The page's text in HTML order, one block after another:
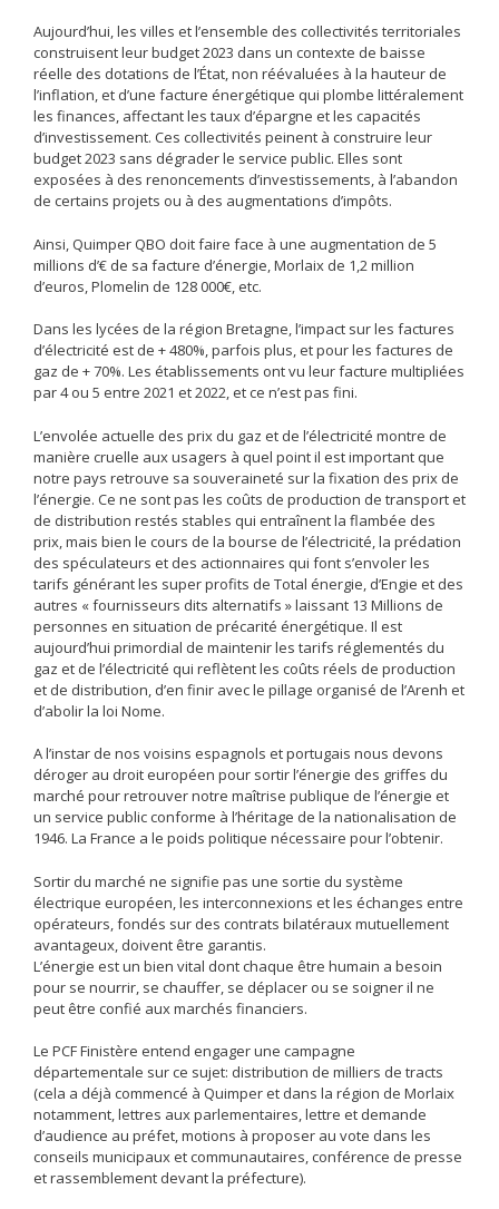
Aujourd’hui, les villes et l’ensemble des collectivités territoriales
construisent leur budget 2023 dans un contexte de baisse
réelle des dotations de l’État, non réévaluées à la hauteur de
l’inflation, et d’une facture énergétique qui plombe littéralement
les finances, affectant les taux d’épargne et les capacités
d’investissement. Ces collectivités peinent à construire leur
budget 2023 sans dégrader le service public. Elles sont
exposées à des renoncements d’investissements, à l’abandon
de certains projets ou à des augmentations d’impôts.
Ainsi, Quimper QBO doit faire face à une augmentation de 5
millions d’€ de sa facture d’énergie, Morlaix de 1,2 million
d’euros, Plomelin de 128 000€, etc.
Dans les lycées de la région Bretagne, l’impact sur les factures
d’électricité est de + 480%, parfois plus, et pour les factures de
gaz de + 70%. Les établissements ont vu leur facture multipliées
par 4 ou 5 entre 2021 et 2022, et ce n’est pas fini.
L’envolée actuelle des prix du gaz et de l’électricité montre de
manière cruelle aux usagers à quel point il est important que
notre pays retrouve sa souveraineté sur la fixation des prix de
l’énergie. Ce ne sont pas les coûts de production de transport et
de distribution restés stables qui entraînent la flambée des
prix, mais bien le cours de la bourse de l’électricité, la prédation
des spéculateurs et des actionnaires qui font s’envoler les
tarifs générant les super profits de Total énergie, d’Engie et des
autres « fournisseurs dits alternatifs » laissant 13 Millions de
personnes en situation de précarité énergétique. Il est
aujourd’hui primordial de maintenir les tarifs réglementés du
gaz et de l’électricité qui reflètent les coûts réels de production
et de distribution, d’en finir avec le pillage organisé de l’Arenh et
d’abolir la loi Nome.
A l’instar de nos voisins espagnols et portugais nous devons
déroger au droit européen pour sortir l’énergie des griffes du
marché pour retrouver notre maîtrise publique de l’énergie et
un service public conforme à l’héritage de la nationalisation de
1946. La France a le poids politique nécessaire pour l’obtenir.
Sortir du marché ne signifie pas une sortie du système
électrique européen, les interconnexions et les échanges entre
opérateurs, fondés sur des contrats bilatéraux mutuellement
avantageux, doivent être garantis.
L’énergie est un bien vital dont chaque être humain a besoin
pour se nourrir, se chauffer, se déplacer ou se soigner il ne
peut être confié aux marchés financiers.
Le PCF Finistère entend engager une campagne
départementale sur ce sujet: distribution de milliers de tracts
(cela a déjà commencé à Quimper et dans la région de Morlaix
notamment, lettres aux parlementaires, lettre et demande
d’audience au préfet, motions à proposer au vote dans les
conseils municipaux et communautaires, conférence de presse
et rassemblement devant la préfecture).